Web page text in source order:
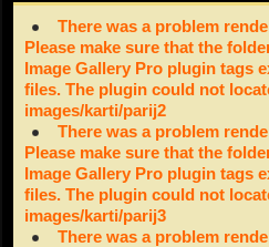
There was a problem
Please make sure that the
Image Gallery Pro plugin tags
files. The plugin could not
images/karti/parij2
There was a problem
Please make sure that the
Image Gallery Pro plugin tags
files. The plugin could not
images/karti/parij3
There was a problem